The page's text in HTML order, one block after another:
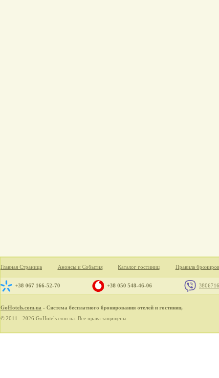
Главная Страница Анонсы и События Каталог гостиниц Правила
+38 067 166-52-70 +38 050 548-46-06
GoHotels.com.ua - Система бесплатного бронирования отелей и гостиниц.
© 2011 - 2026 GoHotels.com.ua. Все права защищены.